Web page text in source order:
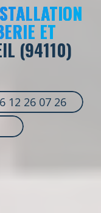
ET
(94110)
12 26 07 26